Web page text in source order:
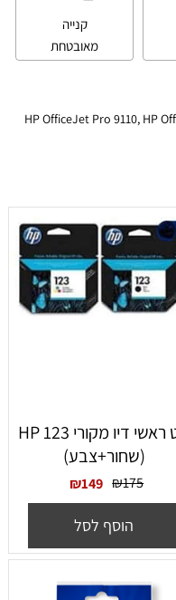
קנייה
מאובטחת
HP OfficeJet Pro 9110, HP
סט ראשי דיו מקורי HP 123
(שחור+צבע)
₪175
₪149
הוסף לסל